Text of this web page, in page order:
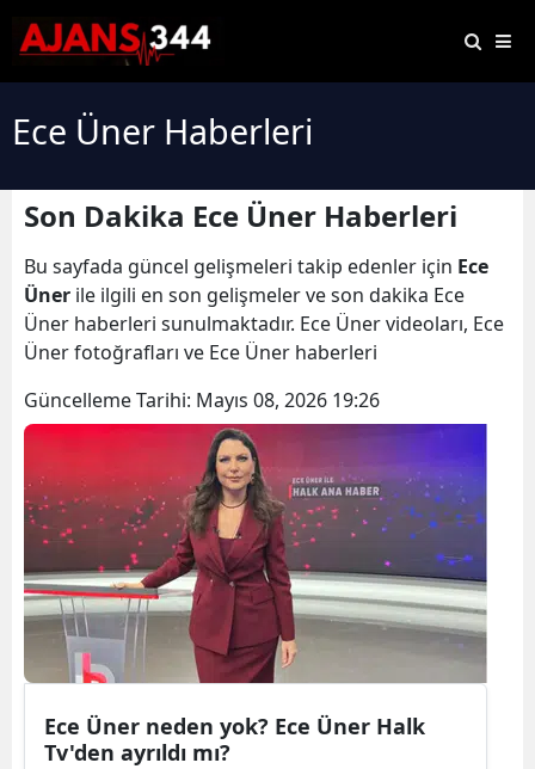
Ece Üner Haberleri
Son Dakika Ece Üner Haberleri
Bu sayfada güncel gelişmeleri takip edenler için Ece
Üner ile ilgili en son gelişmeler ve son dakika Ece
Üner haberleri sunulmaktadır. Ece Üner videoları, Ece
Üner fotoğrafları ve Ece Üner haberleri
Güncelleme Tarihi: Mayıs 08, 2026 19:26
Ece Üner neden yok? Ece Üner Halk
Tv'den ayrıldı mı?